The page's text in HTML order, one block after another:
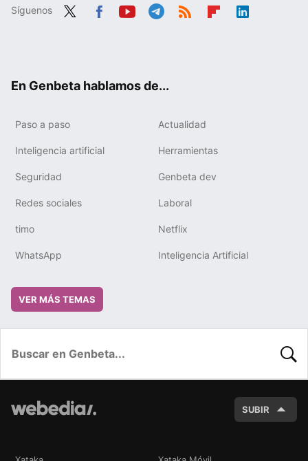
Síguenos
En Genbeta hablamos de...
Paso a paso Actualidad
Inteligencia artificial Herramientas
Seguridad Genbeta dev
Redes sociales Laboral
timo Netflix
WhatsApp Inteligencia Artificial
VER MÁS TEMAS
SUBIR